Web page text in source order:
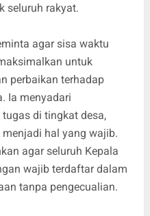
seluruh rakyat.
agar sisa waktu
untuk
perbaikan terhadap
Ia menyadari
di tingkat desa,
hal yang wajib.
agar seluruh Kepala
wajib terdaftar dalam
tanpa pengecualian.